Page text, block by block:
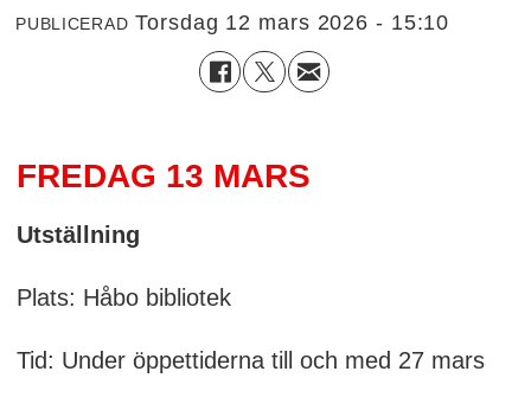
PUBLICERAD torsdag 12 mars 2026 - 15:10
FREDAG 13 MARS
Utställning
Plats: Håbo bibliotek
Tid: Under öppettiderna till och med 27 mars